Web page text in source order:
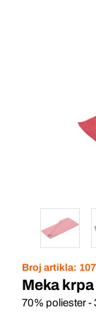
Broj artikla:
Meka
70% poliester -